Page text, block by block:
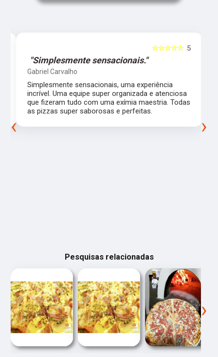
5
☆☆☆☆☆
"Simplesmente sensacionais."
Gabriel Carvalho
Simplesmente sensacionais, uma experiência
incrível. Uma equipe super organizada e atenciosa
que fizeram tudo com uma exímia maestria. Todas
as pizzas super saborosas e perfeitas.
‹ ›
Pesquisas relacionadas
‹ ›